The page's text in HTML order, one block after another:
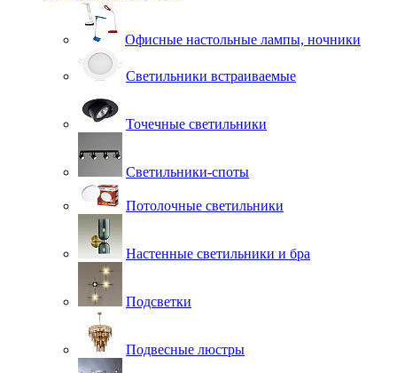
Офисные настольные лампы, ночники
Светильники встраиваемые
Точечные светильники
Светильники-споты
Потолочные светильники
Настенные светильники и бра
Подсветки
Подвесные люстры